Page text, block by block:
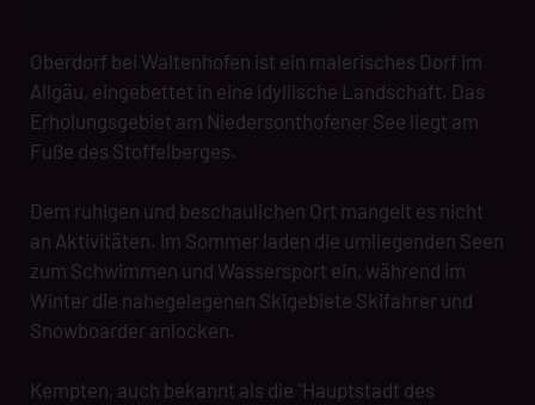
Oberdorf bei Waltenhofen ist ein malerisches Dorf im
Allgäu, eingebettet in eine idyllische Landschaft. Das
Erholungsgebiet am Niedersonthofener See liegt am
Fuße des Stoffelberges.
Dem ruhigen und beschaulichen Ort mangelt es nicht
an Aktivitäten. Im Sommer laden die umliegenden Seen
zum Schwimmen und Wassersport ein, während im
Winter die nahegelegenen Skigebiete Skifahrer und
Snowboarder anlocken.
Kempten, auch bekannt als die "Hauptstadt des